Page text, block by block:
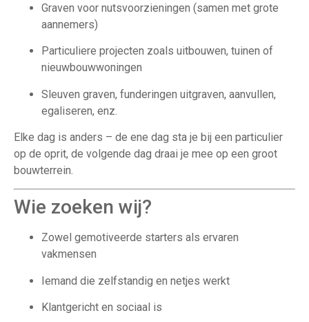
Graven voor nutsvoorzieningen (samen met grote
aannemers)
Particuliere projecten zoals uitbouwen, tuinen of
nieuwbouwwoningen
Sleuven graven, funderingen uitgraven, aanvullen,
egaliseren, enz.
Elke dag is anders – de ene dag sta je bij een particulier
op de oprit, de volgende dag draai je mee op een groot
bouwterrein.
Wie zoeken wij?
Zowel gemotiveerde starters als ervaren
vakmensen
Iemand die zelfstandig en netjes werkt
Klantgericht en sociaal is